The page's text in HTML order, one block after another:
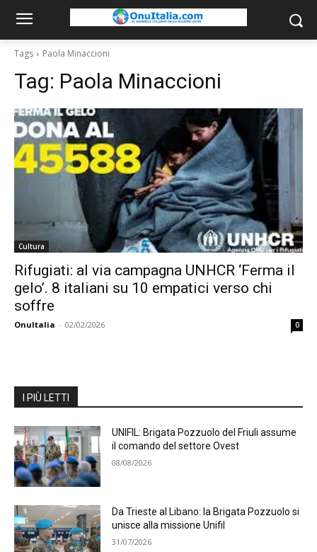
Tags Paola Minaccioni
Tag: Paola Minaccioni
Cultura
Rifugiati: al via campagna UNHCR ‘Ferma il
gelo’. 8 italiani su 10 empatici verso chi
soffre
OnuItalia - 02/02/2026 0
I PIÙ LETTI
UNIFIL: Brigata Pozzuolo del Friuli assume
il comando del settore Ovest
08/08/2026
Da Trieste al Libano: la Brigata Pozzuolo si
unisce alla missione Unifil
31/07/2026